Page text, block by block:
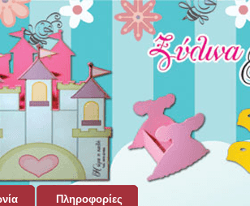
Πληροφορίες